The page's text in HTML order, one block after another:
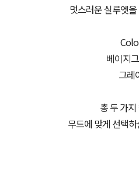
멋스러운 실루엣
베이지
그레
총 두 가
무드에 맞게 선택